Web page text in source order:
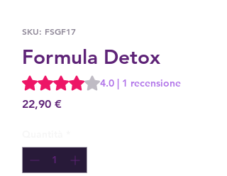
SKU: FSGF17
Formula Detox
Sulla base di 1 recensione, la
4.0 | 1 recensione
22,90 €